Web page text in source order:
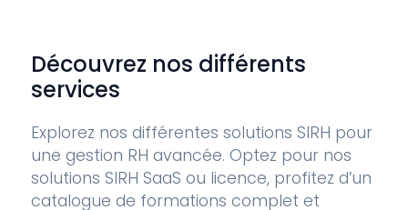
Découvrez nos différents
services
Explorez nos différentes solutions SIRH pour
une gestion RH avancée. Optez pour nos
solutions SIRH SaaS ou licence, profitez d’un
catalogue de formations complet et